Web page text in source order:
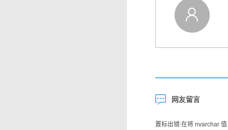
网友留言
置标出错:在将 nvarchar